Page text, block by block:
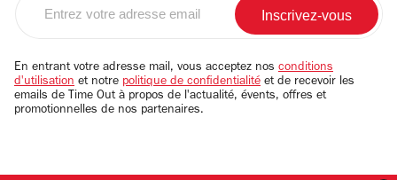
email
En entrant votre adresse mail, vous acceptez nos conditions
d'utilisation et notre politique de confidentialité et de recevoir les
emails de Time Out à propos de l'actualité, évents, offres et
promotionnelles de nos partenaires.